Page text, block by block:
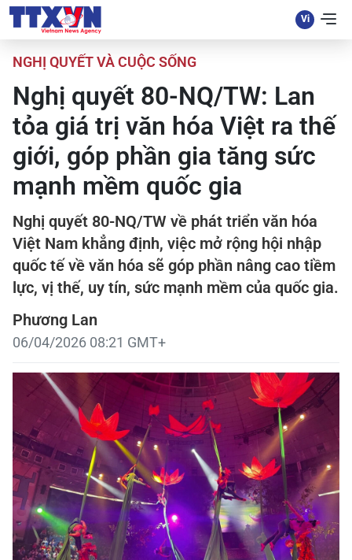
NGHỊ QUYẾT VÀ CUỘC SỐNG
Nghị quyết 80-NQ/TW: Lan
tỏa giá trị văn hóa Việt ra thế
giới, góp phần gia tăng sức
mạnh mềm quốc gia
Nghị quyết 80-NQ/TW về phát triển văn hóa
Việt Nam khẳng định, việc mở rộng hội nhập
quốc tế về văn hóa sẽ góp phần nâng cao tiềm
lực, vị thế, uy tín, sức mạnh mềm của quốc gia.
Phương Lan
06/04/2026 08:21 GMT+